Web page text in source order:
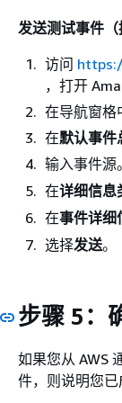
发送测试事件（
访问
，打开
在导航窗格
在默认事件
输入事件源
在详细信息
在事件详细
选择发送。
步骤 5：
如果您从 AWS
件，则说明您已